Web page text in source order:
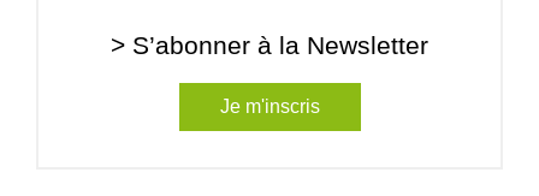
> S’abonner à la Newsletter
Je m'inscris